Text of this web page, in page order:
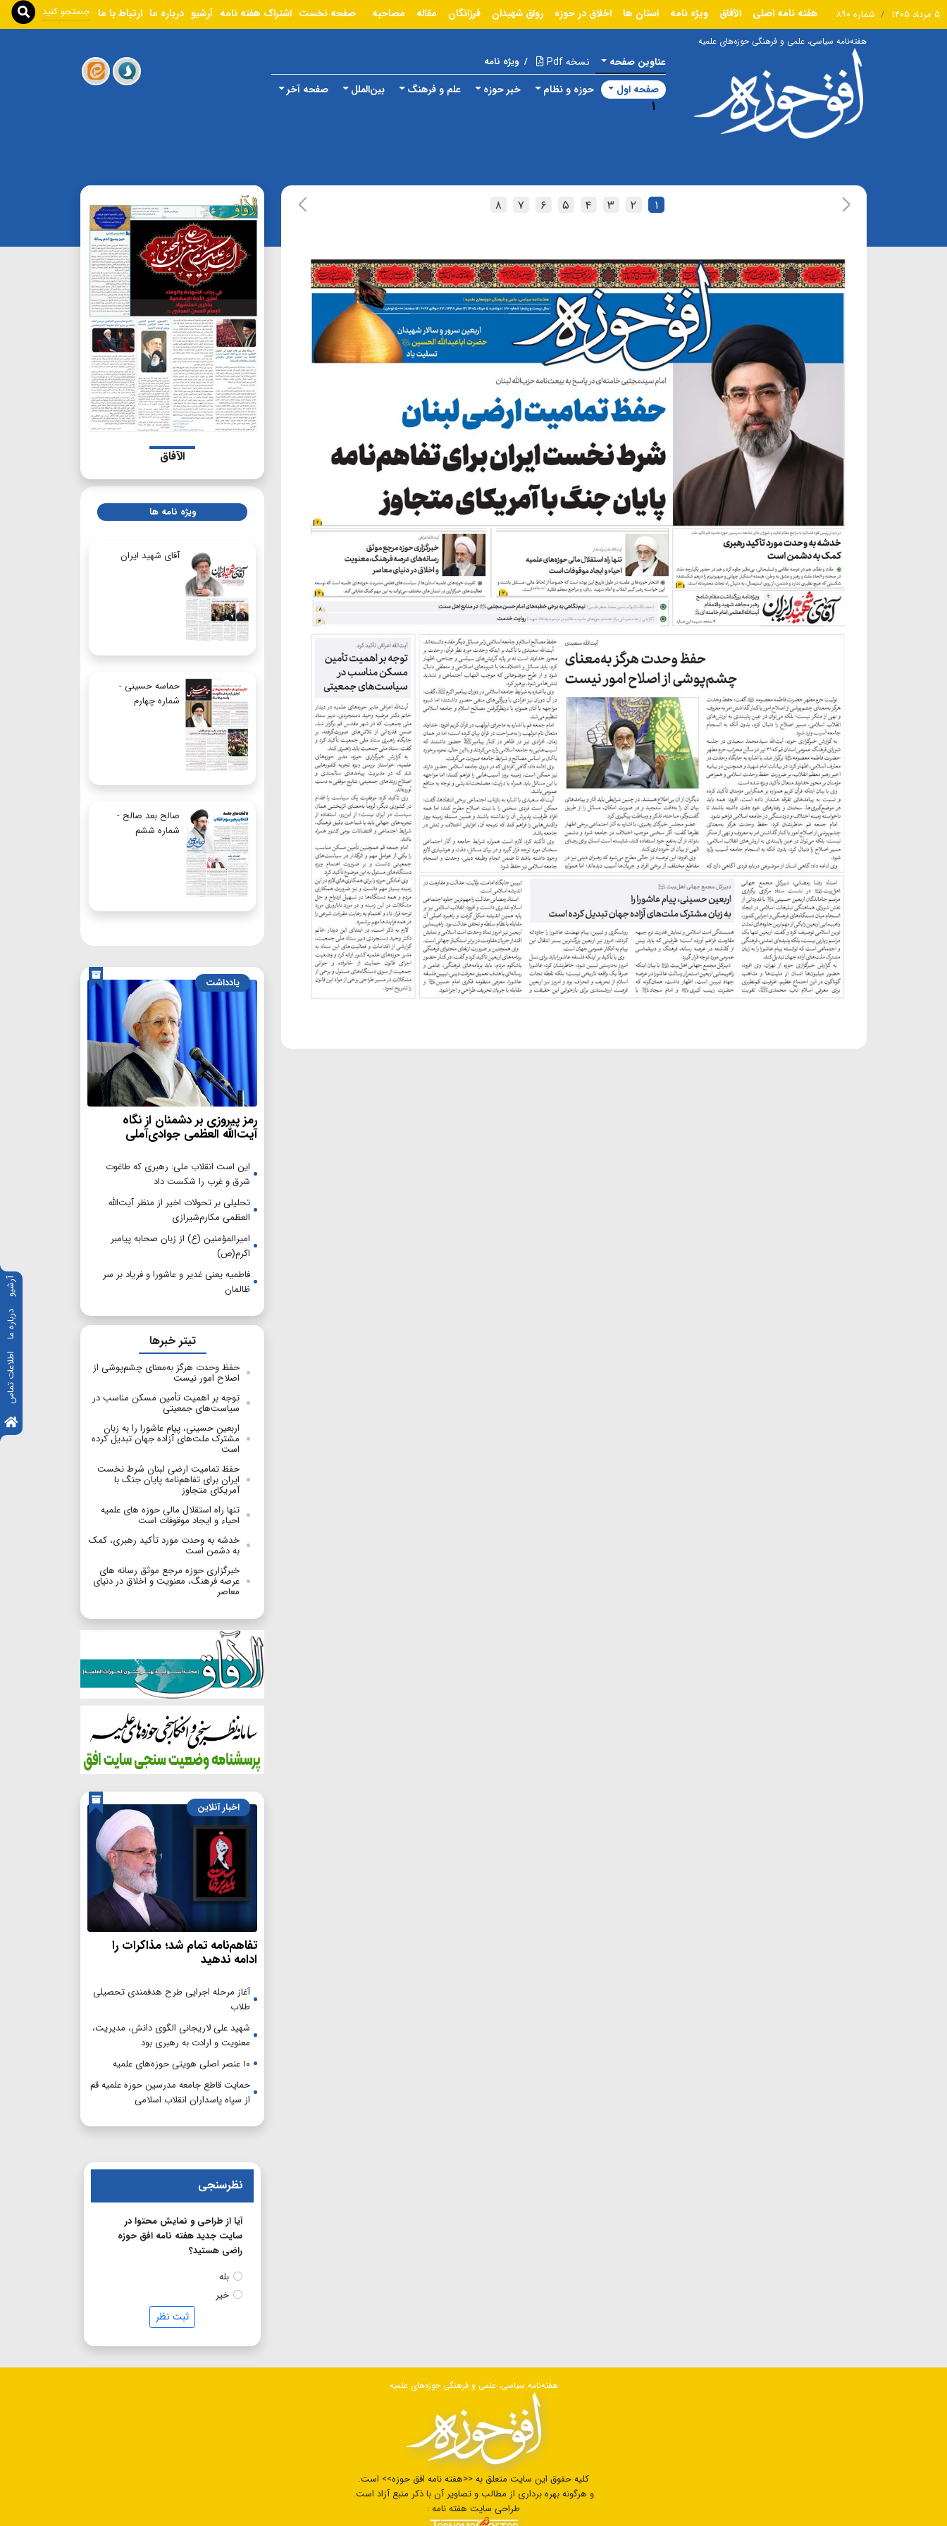
آرشیو
درباره ما
اطلاعات تماس
۵ مرداد ۱۴۰۵ شماره ۸۹۰ هفته نامه اصلی الآفاق ویژه نامه استان ها اخلاق در حوزه رواق شهیدان فرزانگان مقاله مصاحبه صفحه نخست اشتراک هفته نامه آرشیو درباره ما ارتباط با ما
هفته‌نامه سیاسی، علمی و فرهنگی حوزه‌های علمیه
عناوین صفحه نسخه Pdf / ویژه نامه
صفحه اول
۱
حوزه و نظام خبر حوزه علم و فرهنگ بین‌الملل صفحه آخر
۱ ۲ ۳ ۴ ۵ ۶ ۷ ۸
الآفاق
ویژه نامه ها
آقای شهید ایران
حماسه حسینی -
شماره چهارم
صالح بعد صالح -
شماره ششم
یادداشت
رمز پیروزی بر دشمنان از نگاه
آیت‌الله العظمی جوادی‌آملی
این است انقلاب ملی: رهبری که طاغوت
شرق و غرب را شکست داد
تحلیلی بر تحولات اخیر از منظر آیت‌الله
العظمی مکارم‌شیرازی
امیرالمؤمنین (ع) از زبان صحابه پیامبر
اکرم(ص)
فاطمیه یعنی غدیر و عاشورا و فریاد بر سر
ظالمان
تیتر خبرها
حفظ وحدت هرگز به‌معنای چشم‌پوشی از
اصلاح امور نیست
توجه بر اهمیت تأمین مسکن مناسب در
سیاست‌های جمعیتی
اربعین حسینی، پیام عاشورا را به زبان
مشترک ملت‌های آزاده جهان تبدیل کرده
است
حفظ تمامیت ارضی لبنان شرط نخست
ایران برای تفاهم‌نامه پایان جنگ با
آمریکای متجاوز
تنها راه استقلال مالی حوزه های علمیه
احیاء و ایجاد موقوفات است
خدشه به وحدت مورد تأکید رهبری، کمک
به دشمن است
خبرگزاری حوزه مرجع موثق رسانه های
عرصه فرهنگ، معنویت و اخلاق در دنیای
معاصر
اخبار آنلاین
تفاهم‌نامه تمام شد؛ مذاکرات را
ادامه ندهید
آغاز مرحله اجرایی طرح هدفمندی تحصیلی
طلاب
شهید علی لاریجانی الگوی دانش، مدیریت،
معنویت و ارادت به رهبری بود
۱۰ عنصر اصلی هویتی حوزه‌های علمیه
حمایت قاطع جامعه مدرسین حوزه علمیه قم
از سپاه پاسداران انقلاب اسلامی
نظرسنجی
آیا از طراحی و نمایش محتوا در
سایت جدید هفته نامه افق حوزه
راضی هستید؟
بله
خیر
ثبت نظر
هفته‌نامه سیاسی، علمی و فرهنگی حوزه‌های علمیه
کلیه حقوق این سایت متعلق به <<هفته نامه افق حوزه>> است.
و هرگونه بهره برداری از مطالب و تصاویر آن با ذکر منبع آزاد است.
طراحی سایت هفته نامه :